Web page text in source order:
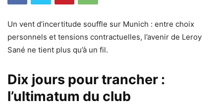
Un vent d’incertitude souffle sur Munich : entre choix
personnels et tensions contractuelles, l’avenir de Leroy
Sané ne tient plus qu’à un fil.
Dix jours pour trancher :
l’ultimatum du club